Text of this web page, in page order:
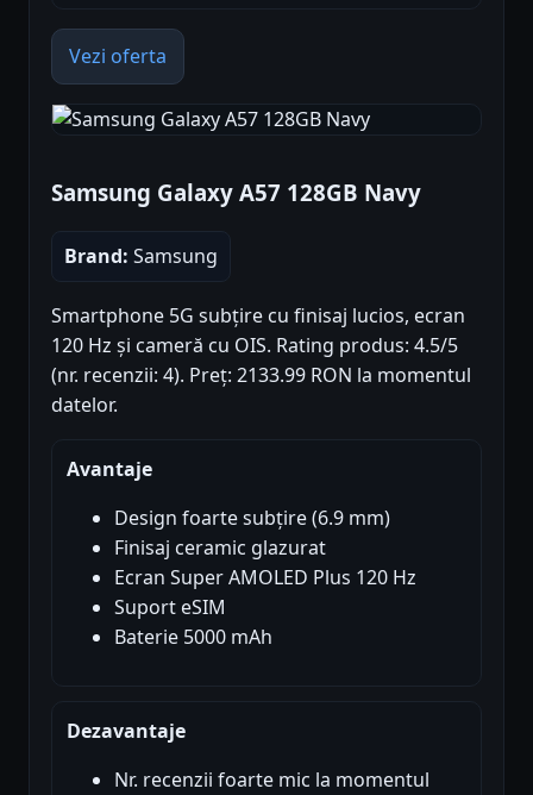
Vezi oferta
Samsung Galaxy A57 128GB Navy
Brand: Samsung
Smartphone 5G subțire cu finisaj lucios, ecran
120 Hz și cameră cu OIS. Rating produs: 4.5/5
(nr. recenzii: 4). Preț: 2133.99 RON la momentul
datelor.
Avantaje
Design foarte subțire (6.9 mm)
Finisaj ceramic glazurat
Ecran Super AMOLED Plus 120 Hz
Suport eSIM
Baterie 5000 mAh
Dezavantaje
Nr. recenzii foarte mic la momentul